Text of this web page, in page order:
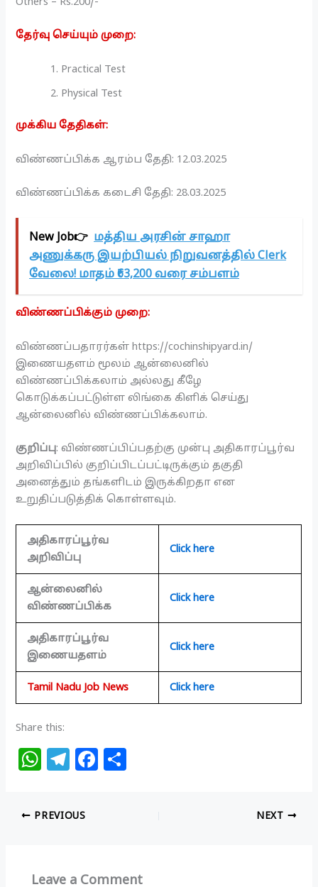
தேர்வு செய்யும் முறை:
Practical Test
Physical Test
முக்கிய தேதிகள்:
விண்ணப்பிக்க ஆரம்ப தேதி: 12.03.2025
விண்ணப்பிக்க கடைசி தேதி: 28.03.2025
New Job👉 மத்திய அரசின் சாஹா
அணுக்கரு இயற்பியல் நிறுவனத்தில் Clerk
வேலை! மாதம் ₹63,200 வரை சம்பளம்
விண்ணப்பிக்கும் முறை:
விண்ணப்பதாரர்கள் https://cochinshipyard.in/
இணையதளம் மூலம் ஆன்லைனில்
விண்ணப்பிக்கலாம் அல்லது கீழே
கொடுக்கப்பட்டுள்ள லிங்கை கிளிக் செய்து
ஆன்லைனில் விண்ணப்பிக்கலாம்.
குறிப்பு: விண்ணப்பிப்பதற்கு முன்பு அதிகாரப்பூர்வ
அறிவிப்பில் குறிப்பிடப்பட்டிருக்கும் தகுதி
அனைத்தும் தங்களிடம் இருக்கிறதா என
உறுதிப்படுத்திக் கொள்ளவும்.
அதிகாரப்பூர்வ
அறிவிப்பு
Click here
ஆன்லைனில்
விண்ணப்பிக்க
Click here
அதிகாரப்பூர்வ
இணையதளம்
Click here
Tamil Nadu Job News Click here
Share this:
W
at
s
p
T
e
g
m
F
o
PREVIOUS NEXT
Leave a Comment